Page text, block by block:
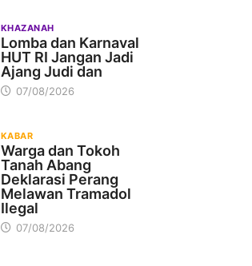
KHAZANAH
Lomba dan Karnaval
HUT RI Jangan Jadi
Ajang Judi dan
07/08/2026
KABAR
Warga dan Tokoh
Tanah Abang
Deklarasi Perang
Melawan Tramadol
Ilegal
07/08/2026